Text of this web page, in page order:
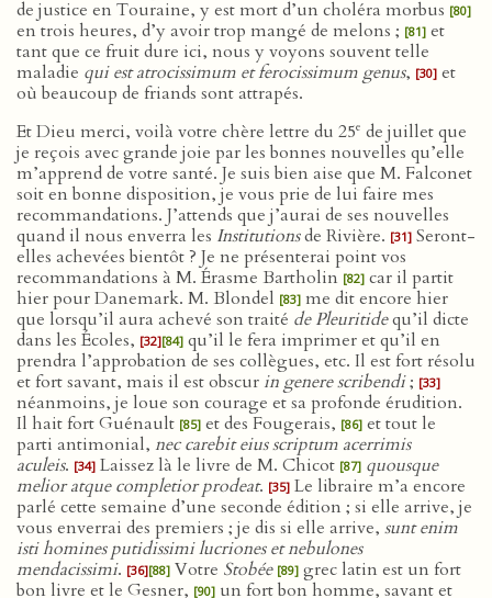
de justice en Touraine, y est mort d’un choléra morbus [80]
en trois heures, d’y avoir trop mangé de melons ; [81] et
tant que ce fruit dure ici, nous y voyons souvent telle
maladie qui est atrocissimum et ferocissimum genus, [30] et
où beaucoup de friands sont attrapés.
Et Dieu merci, voilà votre chère lettre du 25e de juillet que
je reçois avec grande joie par les bonnes nouvelles qu’elle
m’apprend de votre santé. Je suis bien aise que M. Falconet
soit en bonne disposition, je vous prie de lui faire mes
recommandations. J’attends que j’aurai de ses nouvelles
quand il nous enverra les Institutionsde Rivière. [31] Seront-
elles achevées bientôt ? Je ne présenterai point vos
recommandations à M. Érasme Bartholin [82] car il partit
hier pour Danemark. M. Blondel [83] me dit encore hier
que lorsqu’il aura achevé son traité de Pleuritidequ’il dicte
dans les Écoles, [32][84] qu’il le fera imprimer et qu’il en
prendra l’approbation de ses collègues, etc. Il est fort résolu
et fort savant, mais il est obscur in genere scribendi; [33]
néanmoins, je loue son courage et sa profonde érudition.
Il hait fort Guénault [85] et des Fougerais, [86] et tout le
parti antimonial, nec carebit eius scriptum acerrimis
aculeis. [34] Laissez là le livre de M. Chicot [87] quousque
melior atque completior prodeat. [35] Le libraire m’a encore
parlé cette semaine d’une seconde édition ; si elle arrive, je
vous enverrai des premiers ; je dis si elle arrive, sunt enim
isti homines putidissimi lucriones et nebulones
mendacissimi. [36][88] Votre Stobée [89] grec latin est un fort
bon livre et le Gesner, [90] un fort bon homme, savant et